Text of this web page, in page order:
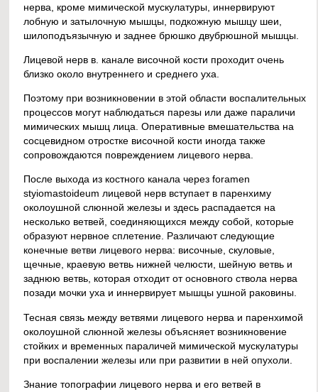
нерва, кроме мимической мускулатуры, иннервируют
лобную и затылочную мышцы, подкожную мышцу шеи,
шилоподъязычную и заднее брюшко двубрюшной мышцы.
Лицевой нерв в. канале височной кости проходит очень
близко около внутреннего и среднего уха.
Поэтому при возникновении в этой области воспалительных
процессов могут наблюдаться парезы или даже параличи
мимических мышц лица. Оперативные вмешательства на
сосцевидном отростке височной кости иногда также
сопровождаются повреждением лицевого нерва.
После выхода из костного канала через foramen
styiomastoideum лицевой нерв вступает в паренхиму
околоушной слюнной железы и здесь распадается на
несколько ветвей, соединяющихся между собой, которые
образуют нервное сплетение. Различают следующие
конечные ветви лицевого нерва: височные, скуловые,
щечные, краевую ветвь нижней челюсти, шейную ветвь и
заднюю ветвь, которая отходит от основного ствола нерва
позади мочки уха и иннервирует мышцы ушной раковины.
Тесная связь между ветвями лицевого нерва и паренхимой
околоушной слюнной железы объясняет возникновение
стойких и временных параличей мимической мускулатуры
при воспалении железы или при развитии в ней опухоли.
Знание топографии лицевого нерва и его ветвей в